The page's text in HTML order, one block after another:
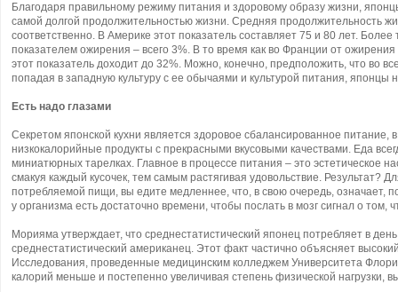
Благодаря правильному режиму питания и здоровому образу жизни,
самой долгой продолжительностью жизни. Средняя продолжительность
соответственно. В Америке этот показатель составляет 75 и 80 лет.
показателем ожирения – всего 3%. В то время как во Франции от
этот показатель доходит до 32%. Можно, конечно, предположить, что во
попадая в западную культуру с ее обычаями и культурой питания, японцы
Есть надо глазами
Секретом японской кухни является здоровое сбалансированное питание,
низкокалорийные продукты с прекрасными вкусовыми качествами. Еда
миниатюрных тарелках. Главное в процессе питания – это эстетическое
смакуя каждый кусочек, тем самым растягивая удовольствие. Результат?
потребляемой пищи, вы едите медленнее, что, в свою очередь, означает,
у организма есть достаточно времени, чтобы послать в мозг сигнал о том,
Морияма утверждает, что среднестатистический японец потребляет в
среднестатистический американец. Этот факт частично объясняет
Исследования, проведенные медицинским колледжем Университета
калорий меньше и постепенно увеличивая степень физической нагрузки,